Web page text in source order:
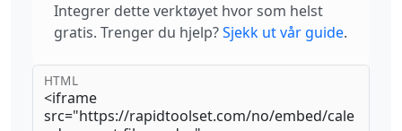
Integrer dette verktøyet hvor som helst
gratis. Trenger du hjelp?Sjekk ut vår guide.
HTML